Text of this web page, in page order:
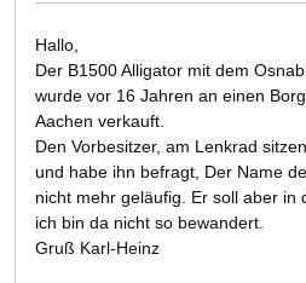
Hallo,
Der B1500 Alligator mit dem
wurde vor 16 Jahren an einen
Aachen verkauft.
Den Vorbesitzer, am Lenkrad
und habe ihn befragt, Der Name
nicht mehr geläufig. Er soll aber in
ich bin da nicht so bewandert.
Gruß Karl-Heinz